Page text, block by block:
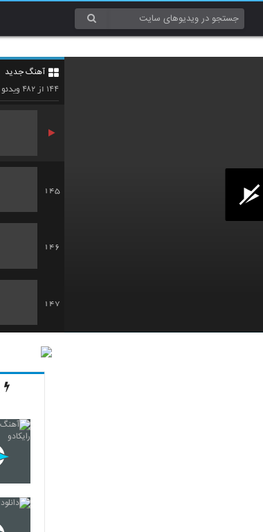
آهنگ جدید
۱۴۴ از ۴۸۲ ویدئو
143
145
146
147
148